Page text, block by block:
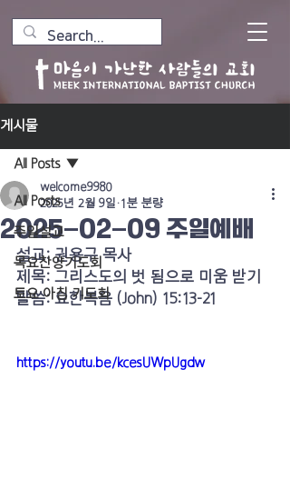
게시물
All Posts
주일설교
목요찬양기도회
토요 아침 기도회
All Posts
2025-02-09 주일예배
welcome9980
2025년 2월 9일 1분 분량
설교: 권용구 목사
제목: 그리스도의 벗 됨으로 미움 받기
말씀: 요한복음 (John) 15:13-21
https://youtu.be/kcesUWpUgdw